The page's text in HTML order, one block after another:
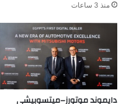
منذ 3 ساعات
دايموند موتورز–ميتسوبيشي